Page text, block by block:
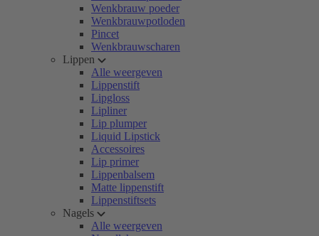
Wenkbrauw poeder
Wenkbrauwpotloden
Pincet
Wenkbrauwscharen
Lippen
Alle weergeven
Lippenstift
Lipgloss
Lipliner
Lip plumper
Liquid Lipstick
Accessoires
Lip primer
Lippenbalsem
Matte lippenstift
Lippenstiftsets
Nagels
Alle weergeven